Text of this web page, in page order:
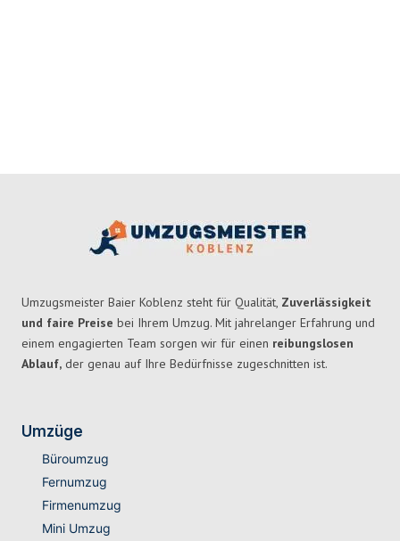
Umzugsmeister Baier Koblenz steht für Qualität, Zuverlässigkeit
und faire Preise bei Ihrem Umzug. Mit jahrelanger Erfahrung und
einem engagierten Team sorgen wir für einen reibungslosen
Ablauf, der genau auf Ihre Bedürfnisse zugeschnitten ist.
Umzüge
Büroumzug
Fernumzug
Firmenumzug
Mini Umzug